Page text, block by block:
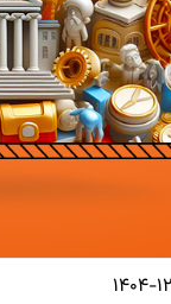
نمونه سوالات امتحانی...
نمونه سوالات امتحان...